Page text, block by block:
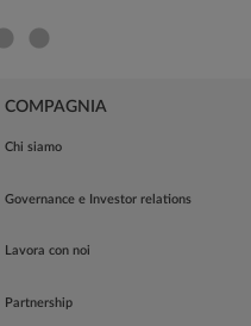
COMPAGNIA
Chi siamo
Governance e Investor relations
Lavora con noi
Partnership